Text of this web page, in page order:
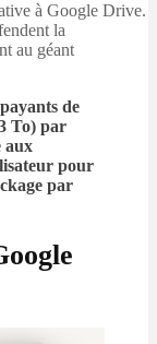
à Google Drive.
la
au géant
de
To) par
aux
pour
par